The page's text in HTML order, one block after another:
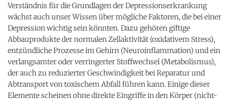
Verständnis für die Grundlagen der Depressionserkrankung
wächst auch unser Wissen über mögliche Faktoren, die bei einer
Depression wichtig sein könnten. Dazu gehören giftige
Abbauprodukte der normalen Zellaktivität (oxidativem Stress),
entzündliche Prozesse im Gehirn (Neuroinflammation) und ein
verlangsamter oder verringerter Stoffwechsel (Metabolismus),
der auch zu reduzierter Geschwindigkeit bei Reparatur und
Abtransport von toxischem Abfall führen kann. Einige dieser
Elemente scheinen ohne direkte Eingriffe in den Körper (nicht-